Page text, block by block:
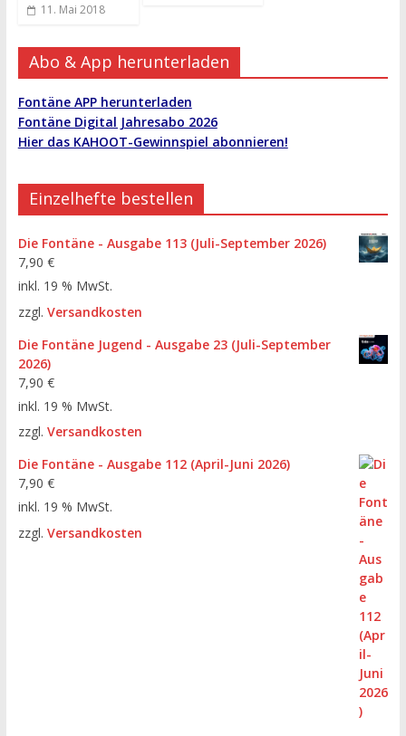
11. Mai 2018
Abo & App herunterladen
Fontäne APP herunterladen
Fontäne Digital Jahresabo 2026
Hier das KAHOOT-Gewinnspiel abonnieren!
Einzelhefte bestellen
Die Fontäne - Ausgabe 113 (Juli-September 2026)
7,90 €
inkl. 19 % MwSt.
zzgl. Versandkosten
Die Fontäne Jugend - Ausgabe 23 (Juli-September
2026)
7,90 €
inkl. 19 % MwSt.
zzgl. Versandkosten
Die Fontäne - Ausgabe 112 (April-Juni 2026)
7,90 €
inkl. 19 % MwSt.
zzgl. Versandkosten